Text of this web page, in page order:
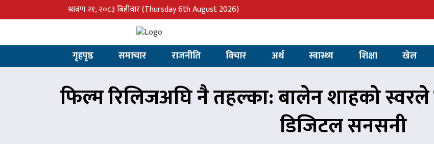
श्रावण २१, २०८३ बिहीबार(Thursday 6th August 2026)
गृहपृष्ठ समाचार राजनीति विचार अर्थ स्वास्थ्य शिक्षा खेल
फिल्म रिलिजअघि नै तहल्का: बालेन शाहको स्वरले
डिजिटल सनसनी